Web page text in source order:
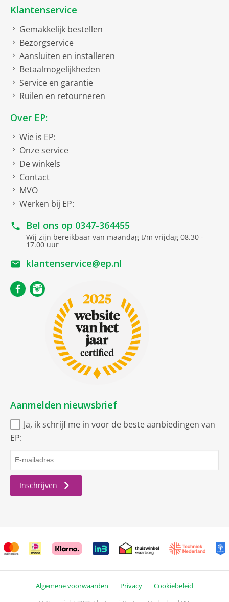
Klantenservice
Gemakkelijk bestellen
Bezorgservice
Aansluiten en installeren
Betaalmogelijkheden
Service en garantie
Ruilen en retourneren
Over EP:
Wie is EP:
Onze service
De winkels
Contact
MVO
Werken bij EP:
Bel ons op 0347-364455
Wij zijn bereikbaar van maandag t/m vrijdag 08.30 -
17.00 uur
klantenservice@ep.nl
Aanmelden nieuwsbrief
Ja, ik schrijf me in voor de beste aanbiedingen van
EP:
Inschrijven
Algemene voorwaarden Privacy
Cookiebeleid